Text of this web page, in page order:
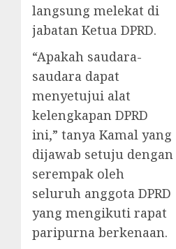
langsung melekat di
jabatan Ketua DPRD.
“Apakah saudara-
saudara dapat
menyetujui alat
kelengkapan DPRD
ini,” tanya Kamal yang
dijawab setuju dengan
serempak oleh
seluruh anggota DPRD
yang mengikuti rapat
paripurna berkenaan.